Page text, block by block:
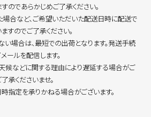
のであらかじめご了承ください。
合など、ご希望いただいた配送日時に配送で
すのでご了承ください。
場合は、最短での出荷となります。発送手続
ールを配信します。
候などに関する理由により遅延する場合がご
承くださいませ。
指定を承りかねる場合がございます。